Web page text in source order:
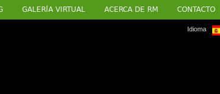
GALERÍA VIRTUAL ACERCA DE RM CONTACTO
Idioma